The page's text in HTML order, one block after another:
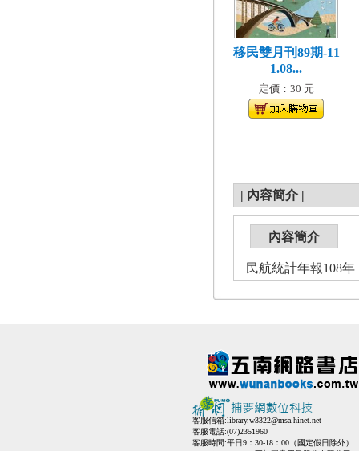
移民雙月刊89期-11
1.08...
定價：30 元
| 內容簡介 |
內容簡介
民航統計年報108年
客服信箱:library.w3322@msa.hinet.net
客服電話:(07)2351960
客服時間:平日9：30-18：00（國定假日除外）